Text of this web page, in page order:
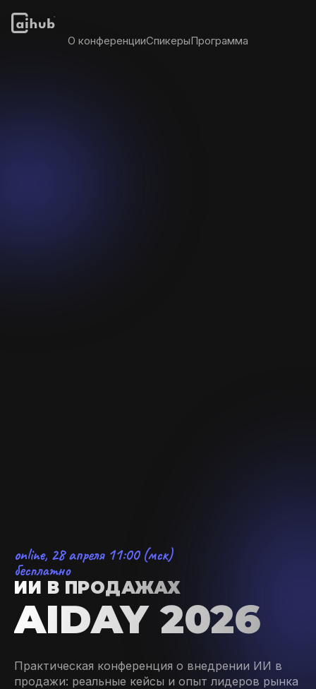
О конференцииСпикерыПрограмма
ИИ В ПРОДАЖАХ
online, 28 апреля 11:00 (мск)
бесплатно
AIDAY 2026
Практическая конференция о внедрении ИИ в
продажи: реальные кейсы и опыт лидеров рынка